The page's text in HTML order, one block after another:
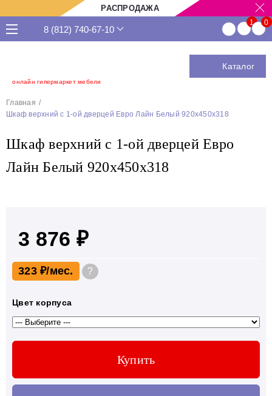
РАСПРОДАЖА
онлайн гипермаркет мебели
8 (812) 740-67-10
Каталог
Главная
Шкаф верхний с 1-ой дверцей Евро Лайн Белый 920х450х318
Шкаф верхний с 1-ой дверцей Евро
Лайн Белый 920х450х318
3 876 ₽
323 ₽ ?
Цвет корпуса
Купить